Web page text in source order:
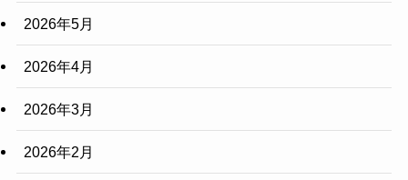
2026年5月
2026年4月
2026年3月
2026年2月